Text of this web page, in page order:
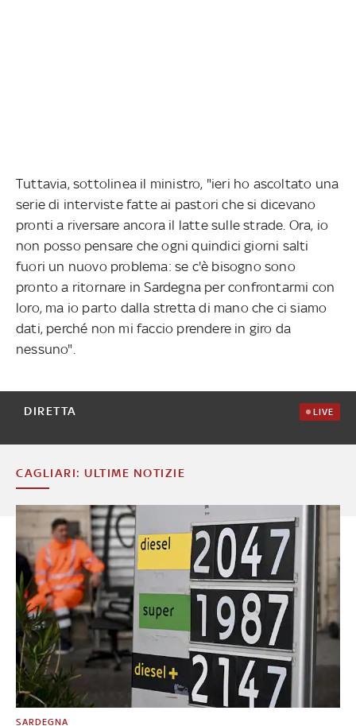
Tuttavia, sottolinea il ministro, "ieri ho ascoltato una
serie di interviste fatte ai pastori che si dicevano
pronti a riversare ancora il latte sulle strade. Ora, io
non posso pensare che ogni quindici giorni salti
fuori un nuovo problema: se c'è bisogno sono
pronto a ritornare in Sardegna per confrontarmi con
loro, ma io parto dalla stretta di mano che ci siamo
dati, perché non mi faccio prendere in giro da
nessuno".
DIRETTA LIVE
CAGLIARI: ULTIME NOTIZIE
SARDEGNA